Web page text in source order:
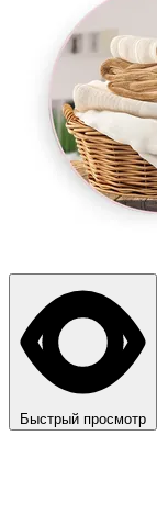
Быстрый просмотр